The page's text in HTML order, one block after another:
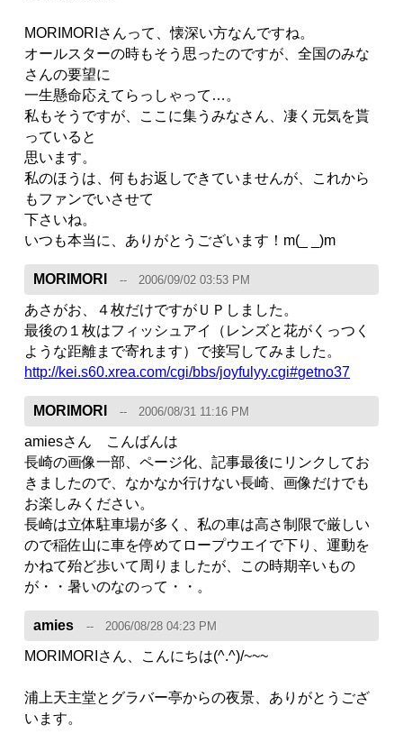
MORIMORIさんって、懐深い方なんですね。
オールスターの時もそう思ったのですが、全国のみな
さんの要望に
一生懸命応えてらっしゃって…。
私もそうですが、ここに集うみなさん、凄く元気を貰
っていると
思います。
私のほうは、何もお返しできていませんが、これから
もファンでいさせて
下さいね。
いつも本当に、ありがとうございます！m(_ _)m
MORIMORI 2006/09/02 03:53 PM
あさがお、４枚だけですがＵＰしました。
最後の１枚はフィッシュアイ（レンズと花がくっつく
ような距離まで寄れます）で接写してみました。
http://kei.s60.xrea.com/cgi/bbs/joyfulyy.cgi#getno37
MORIMORI 2006/08/31 11:16 PM
amiesさん こんばんは
長崎の画像一部、ページ化、記事最後にリンクしてお
きましたので、なかなか行けない長崎、画像だけでも
お楽しみください。
長崎は立体駐車場が多く、私の車は高さ制限で厳しい
ので稲佐山に車を停めてロープウエイで下り、運動を
かねて殆ど歩いて周りましたが、この時期辛いもの
が・・暑いのなのって・・。
amies 2006/08/28 04:23 PM
MORIMORIさん、こんにちは(^.^)/~~~
浦上天主堂とグラバー亭からの夜景、ありがとうござ
います。